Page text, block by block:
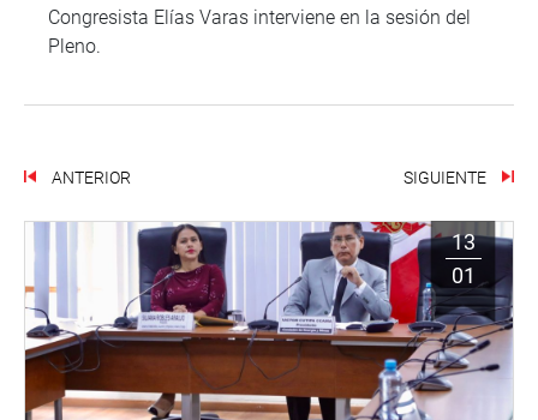
Congresista Elías Varas interviene en la sesión del
Pleno.
ANTERIOR SIGUIENTE
13
01